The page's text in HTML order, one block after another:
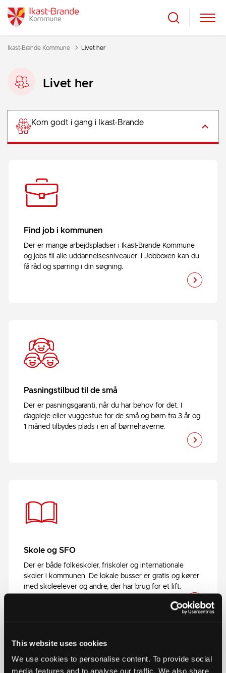
This website uses cookies
We use cookies to personalise content. To provide social
media features and to analyse our traffic. We also share
Ikast-Brande Kommune Livet her
Livet her
Kom godt i gang i Ikast-Brande
Find job i kommunen
Der er mange arbejdspladser i Ikast-Brande Kommune
og jobs til alle uddannelsesniveauer. I Jobboxen kan du
få råd og sparring i din søgning.
Pasningstilbud til de små
Der er pasningsgaranti, når du har behov for det. I
dagpleje eller vuggestue for de små og børn fra 3 år og
1 måned tilbydes plads i en af børnehaverne.
Skole og SFO
Der er både folkeskoler, friskoler og internationale
skoler i kommunen. De lokale busser er gratis og kører
med skoleelever og andre, der har brug for et lift.